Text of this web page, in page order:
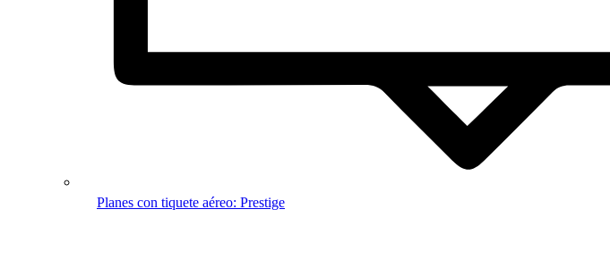
Planes con tiquete aéreo: Prestige